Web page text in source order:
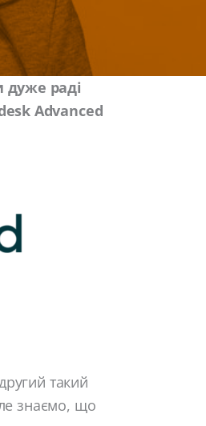
раді
Advanced
такий
знаємо, що